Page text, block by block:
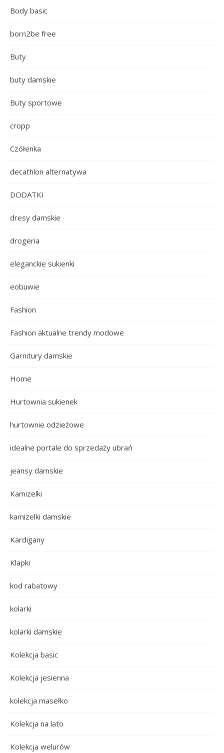
Body basic
born2be free
Buty
buty damskie
Buty sportowe
cropp
Czółenka
decathlon alternatywa
DODATKI
dresy damskie
drogeria
eleganckie sukienki
eobuwie
Fashion
Fashion aktualne trendy modowe
Garnitury damskie
Home
Hurtownia sukienek
hurtownie odzieżowe
idealne portale do sprzedaży ubrań
jeansy damskie
Kamizelki
kamizelki damskie
Kardigany
Klapki
kod rabatowy
kolarki
kolarki damskie
Kolekcja basic
Kolekcja jesienna
kolekcja masełko
Kolekcja na lato
Kolekcja welurów